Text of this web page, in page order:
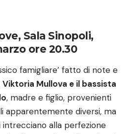
Sala Sinopoli,
ore 20.30
famigliare’ fatto di note e
Viktoria Mullova e il bassista
, madre e figlio, provenienti
apparentemente diversi, ma
alla perfezione